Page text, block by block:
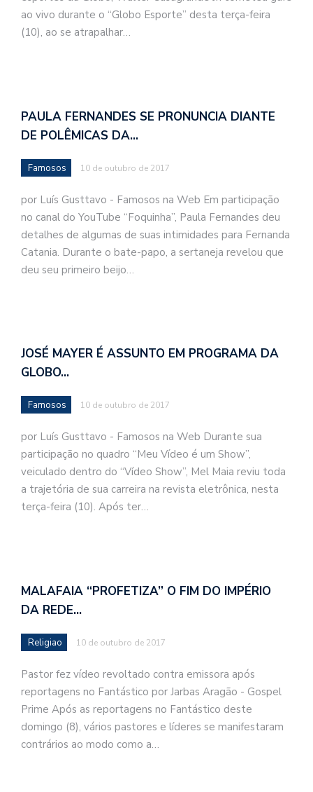
ao vivo durante o “Globo Esporte” desta terça-feira
(10), ao se atrapalhar…
PAULA FERNANDES SE PRONUNCIA DIANTE
DE POLÊMICAS DA…
Famosos 10 de outubro de 2017
por Luís Gusttavo - Famosos na Web Em participação
no canal do YouTube “Foquinha”, Paula Fernandes deu
detalhes de algumas de suas intimidades para Fernanda
Catania. Durante o bate-papo, a sertaneja revelou que
deu seu primeiro beijo…
JOSÉ MAYER É ASSUNTO EM PROGRAMA DA
GLOBO…
Famosos 10 de outubro de 2017
por Luís Gusttavo - Famosos na Web Durante sua
participação no quadro “Meu Vídeo é um Show”,
veiculado dentro do “Vídeo Show”, Mel Maia reviu toda
a trajetória de sua carreira na revista eletrônica, nesta
terça-feira (10). Após ter…
MALAFAIA “PROFETIZA” O FIM DO IMPÉRIO
DA REDE…
Religiao 10 de outubro de 2017
Pastor fez vídeo revoltado contra emissora após
reportagens no Fantástico por Jarbas Aragão - Gospel
Prime Após as reportagens no Fantástico deste
domingo (8), vários pastores e líderes se manifestaram
contrários ao modo como a…